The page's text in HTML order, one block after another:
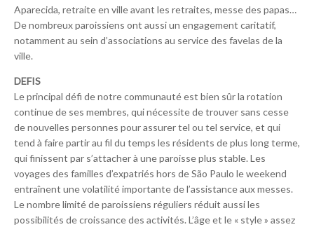
Aparecida, retraite en ville avant les retraites, messe des papas…
De nombreux paroissiens ont aussi un engagement caritatif,
notamment au sein d’associations au service des favelas de la
ville.
DEFIS
Le principal défi de notre communauté est bien sûr la rotation
continue de ses membres, qui nécessite de trouver sans cesse
de nouvelles personnes pour assurer tel ou tel service, et qui
tend à faire partir au fil du temps les résidents de plus long terme,
qui finissent par s’attacher à une paroisse plus stable. Les
voyages des familles d’expatriés hors de São Paulo le weekend
entraînent une volatilité importante de l’assistance aux messes.
Le nombre limité de paroissiens réguliers réduit aussi les
possibilités de croissance des activités. L’âge et le « style » assez